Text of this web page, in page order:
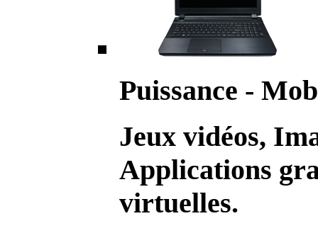
Puissance -
Jeux vidéos,
Applications
virtuelles.